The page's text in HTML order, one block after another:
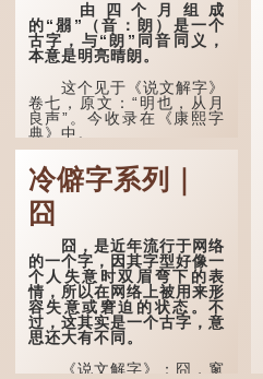
由四个月组成
的“朤”（音：朗）是一个
古字，与“朗”同音同义，
本意是明亮晴朗。
这个见于《说文解字》
卷七，原文：“明也，从月
良声”。今收录在《康熙字
典》中。
这个字，用法颇多。
“朤朤干坤，舍我其
谁。”干坤是《周易》中的
两个卦名，这里指天地、宇
宙等，形容政治清明，天下
太平！
“天空朤朤，任鸟儿高
飞。”也是指天清气明，鸟
儿可高飞。
“朤朤脆脆”就是形容办
事爽快干脆。我...
冷僻字系列｜
囧
囧，是近年流行于网络
的一个字，因其字型好像一
个人失意时双眉弯下的表
情，所以在网络上被用来形
容失意或窘迫的状态。不
过，这其实是一个古字，意
思还大有不同。
《说文解字》：囧，窻